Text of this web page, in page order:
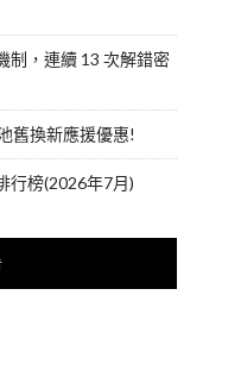
制，連續 13 次解錯密
舊換新應援優惠!
行榜(2026年7月)